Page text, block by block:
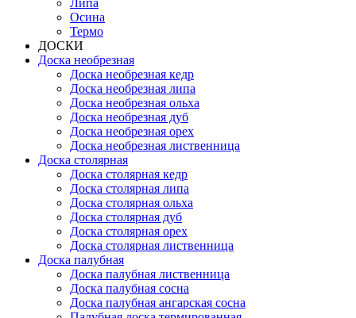
Липа
Осина
Термо
ДОСКИ
Доска необрезная
Доска необрезная кедр
Доска необрезная липа
Доска необрезная ольха
Доска необрезная дуб
Доска необрезная орех
Доска необрезная лиственница
Доска столярная
Доска столярная кедр
Доска столярная липа
Доска столярная ольха
Доска столярная дуб
Доска столярная орех
Доска столярная лиственница
Доска палубная
Доска палубная лиственница
Доска палубная сосна
Доска палубная ангарская сосна